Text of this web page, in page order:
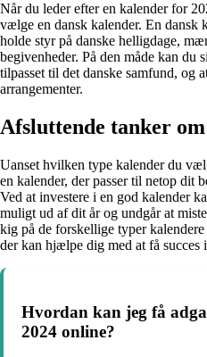
Når du leder efter en kalender for
vælge en dansk kalender. En dansk
holde styr på danske helligdage,
begivenheder. På den måde kan du
tilpasset til det danske samfund, og
arrangementer.
Afsluttende tanker
Uanset hvilken type kalender du
en kalender, der passer til netop dit
Ved at investere i en god kalender
muligt ud af dit år og undgår at
kig på de forskellige typer
der kan hjælpe dig med at få succes
Hvordan kan jeg få
2024 online?